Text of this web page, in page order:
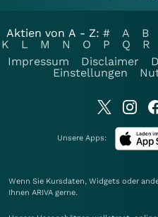
Aktien von A - Z: # A B
K
L M N O P Q R
Impressum
Disclaimer
Einstellungen
Unsere Apps:
Wenn Sie Kursdaten, Widgets oder
Ihnen ARIVA gerne.